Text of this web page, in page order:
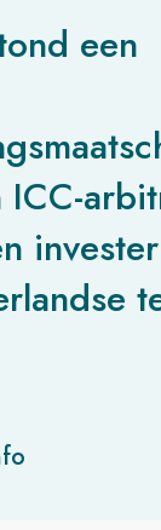
een